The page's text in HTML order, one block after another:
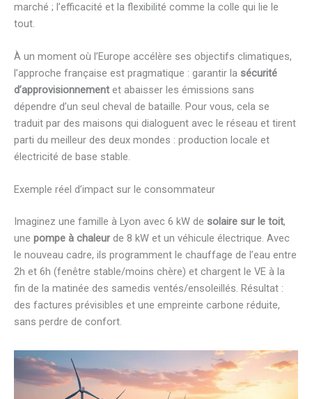
marché ; l’efficacité et la flexibilité comme la colle qui lie le
tout.
À un moment où l’Europe accélère ses objectifs climatiques,
l’approche française est pragmatique : garantir la sécurité
d’approvisionnement et abaisser les émissions sans
dépendre d’un seul cheval de bataille. Pour vous, cela se
traduit par des maisons qui dialoguent avec le réseau et tirent
parti du meilleur des deux mondes : production locale et
électricité de base stable.
Exemple réel d’impact sur le consommateur
Imaginez une famille à Lyon avec 6 kW de solaire sur le toit,
une pompe à chaleur de 8 kW et un véhicule électrique. Avec
le nouveau cadre, ils programment le chauffage de l’eau entre
2h et 6h (fenêtre stable/moins chère) et chargent le VE à la
fin de la matinée des samedis ventés/ensoleillés. Résultat :
des factures prévisibles et une empreinte carbone réduite,
sans perdre de confort.